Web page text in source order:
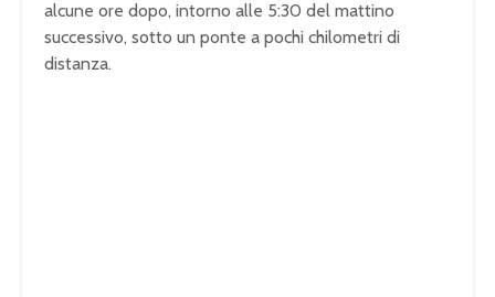
alcune ore dopo, intorno alle 5:30 del mattino
successivo, sotto un ponte a pochi chilometri di
distanza.